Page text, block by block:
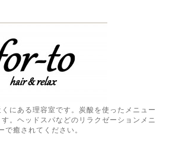
にある理容室です。炭酸を使ったメニュー
。ヘッドスパなどのリラクゼーションメニ
で癒されてください。